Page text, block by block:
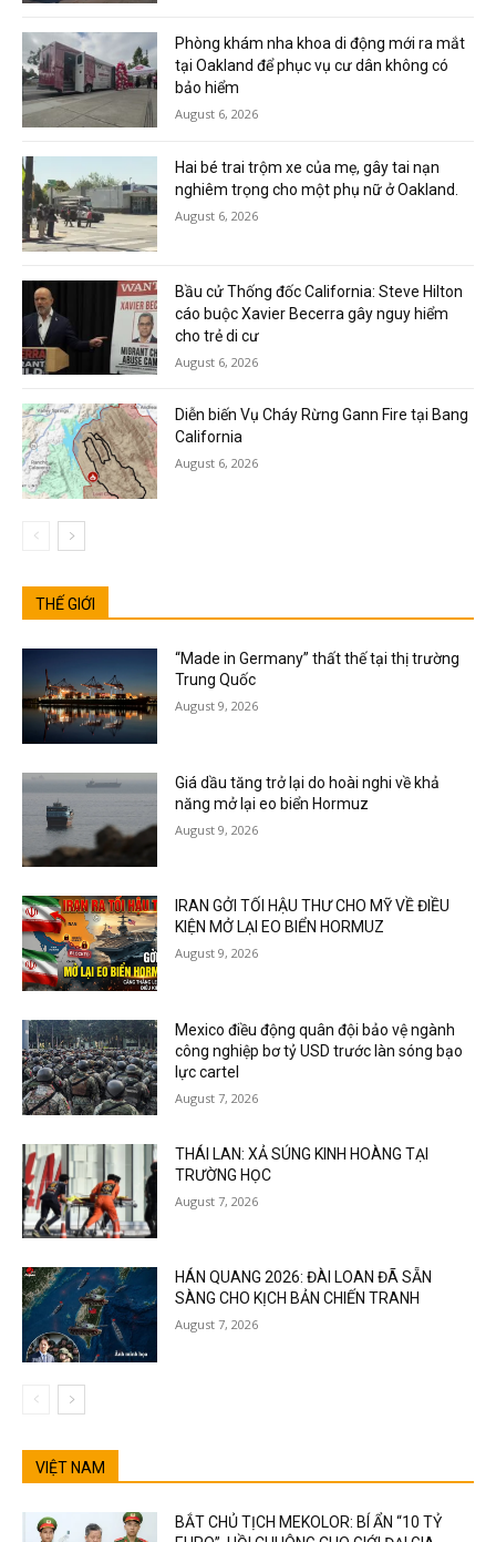
Phòng khám nha khoa di động mới ra mắt
tại Oakland để phục vụ cư dân không có
bảo hiểm
August 6, 2026
Hai bé trai trộm xe của mẹ, gây tai nạn
nghiêm trọng cho một phụ nữ ở Oakland.
August 6, 2026
Bầu cử Thống đốc California: Steve Hilton
cáo buộc Xavier Becerra gây nguy hiểm
cho trẻ di cư
August 6, 2026
Diễn biến Vụ Cháy Rừng Gann Fire tại Bang
California
August 6, 2026
THẾ GIỚI
“Made in Germany” thất thế tại thị trường
Trung Quốc
August 9, 2026
Giá dầu tăng trở lại do hoài nghi về khả
năng mở lại eo biển Hormuz
August 9, 2026
IRAN GỞI TỐI HẬU THƯ CHO MỸ VỀ ĐIỀU
KIỆN MỞ LẠI EO BIỂN HORMUZ
August 9, 2026
Mexico điều động quân đội bảo vệ ngành
công nghiệp bơ tỷ USD trước làn sóng bạo
lực cartel
August 7, 2026
THÁI LAN: XẢ SÚNG KINH HOÀNG TẠI
TRƯỜNG HỌC
August 7, 2026
HÁN QUANG 2026: ĐÀI LOAN ĐÃ SẴN
SÀNG CHO KỊCH BẢN CHIẾN TRANH
August 7, 2026
VIỆT NAM
BẮT CHỦ TỊCH MEKOLOR: BÍ ẨN “10 TỶ